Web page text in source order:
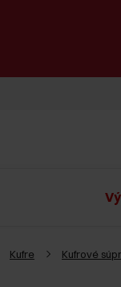
Kufre Kufrové